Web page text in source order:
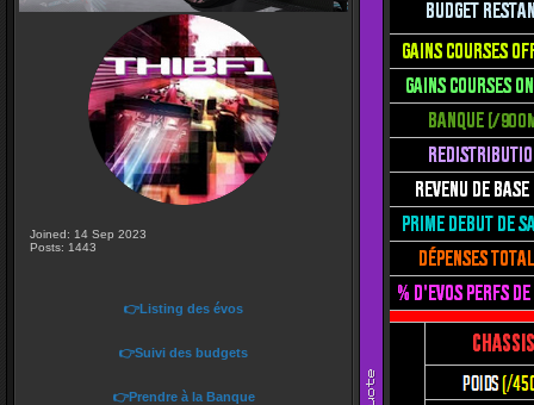
Joined: 14 Sep 2023
Posts: 1443
👉Listing des évos
👉Suivi des budgets
👉Prendre à la Banque